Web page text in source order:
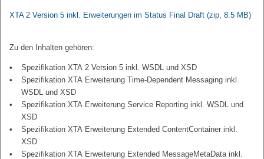
XTA 2 Version 5 inkl. Erweiterungen im Status Final Draft (zip, 8.5 MB)
Zu den Inhalten gehören:
Spezifikation XTA 2 Version 5 inkl. WSDL und XSD
Spezifikation XTA Erweiterung Time-Dependent Messaging inkl.
WSDL und XSD
Spezifikation XTA Erweiterung Service Reporting inkl. WSDL und
XSD
Spezifikation XTA Erweiterung Extended ContentContainer inkl.
XSD
Spezifikation XTA Erweiterung Extended MessageMetaData inkl.